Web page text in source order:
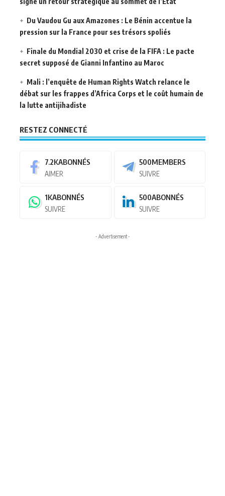
Du Vaudou Gu aux Amazones : Le Bénin accentue la
pression sur la France pour ses trésors spoliés
Finale du Mondial 2030 et crise de la FIFA : Le pacte
secret supposé de Gianni Infantino au Maroc
Mali : l’enquête de Human Rights Watch relance le
débat sur les frappes d’Africa Corps et le coût humain de
la lutte antijihadiste
RESTEZ CONNECTÉ
7.2KABONNÉS
AIMER
500MEMBERS
SUIVRE
1KABONNÉS
SUIVRE
500ABONNÉS
SUIVRE
- Advertisement -